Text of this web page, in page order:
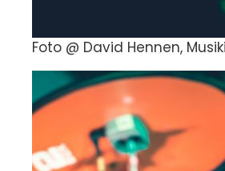
Foto @ David Hennen,